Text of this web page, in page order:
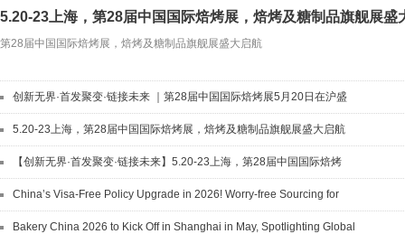
5.20-23上海，第28届中国国际焙烤展，焙烤及糖制品旗舰展盛
第28届中国国际焙烤展，焙烤及糖制品旗舰展盛大启航
创新无界·首发聚变·链接未来 ｜第28届中国国际焙烤展5月20日在沪盛
大开幕
5.20-23上海，第28届中国国际焙烤展，焙烤及糖制品旗舰展盛大启航
【创新无界·首发聚变·链接未来】5.20-23上海，第28届中国国际焙烤
展，焙烤及糖制品旗舰展盛大启航！
China’s Visa-Free Policy Upgrade in 2026! Worry-free Sourcing for
Global Buyers
Bakery China 2026 to Kick Off in Shanghai in May, Spotlighting Global